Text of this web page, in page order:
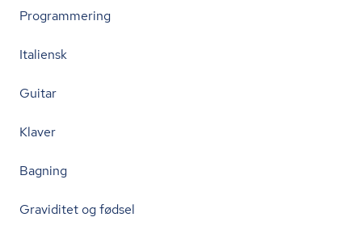
Programmering
Italiensk
Guitar
Klaver
Bagning
Graviditet og fødsel